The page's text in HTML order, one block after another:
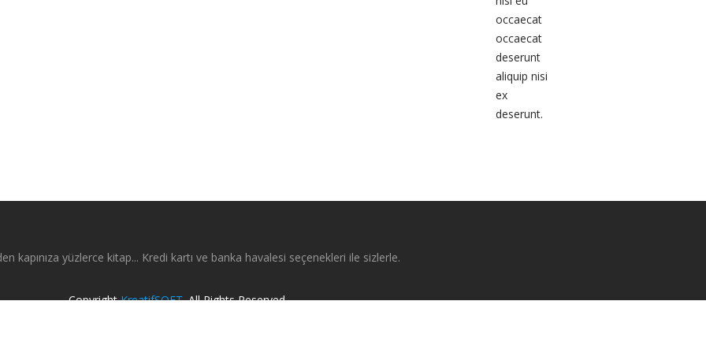
occaecat
occaecat
deserunt
aliquip nisi
ex
deserunt.
kapınıza yüzlerce kitap... Kredi kartı ve banka havalesi seçenekleri ile sizlerle.
CopyrightKreatifSOFT. All Rights Reserved